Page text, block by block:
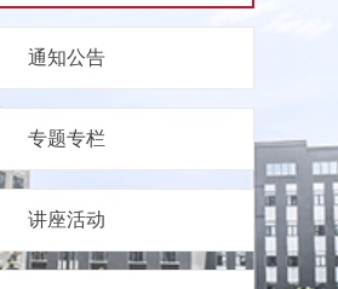
通知公告
专题专栏
讲座活动